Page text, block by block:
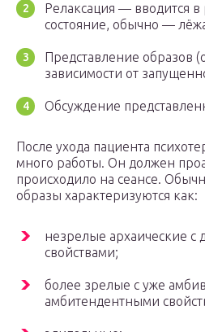
Релаксация — вводится в
состояние, обычно —
Представление образов
зависимости от
Обсуждение
После ухода пациента
много работы. Он должен
происходило на сеансе.
образы характеризуются как:
незрелые архаические с
свойствами;
более зрелые с уже
амбитендентными